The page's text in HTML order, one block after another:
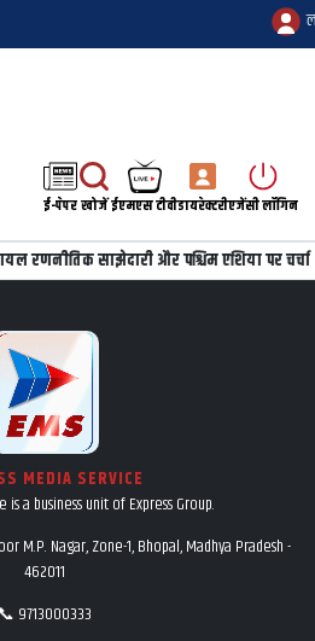
ई-पेपरखोजेंईएमएस टीवीडायरेक्टरीएजेंसी लॉगिन
रणनीतिक साझेदारी और पश्चिम एशिया पर चर्चा
MEDIA SERVICE
is a business unit of Express Group.
M.P. Nagar, Zone-1, Bhopal, Madhya Pradesh -
462011
📞 9713000333